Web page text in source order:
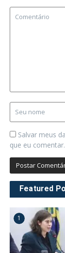
Salvar meus
que eu comentar.
Featured
1